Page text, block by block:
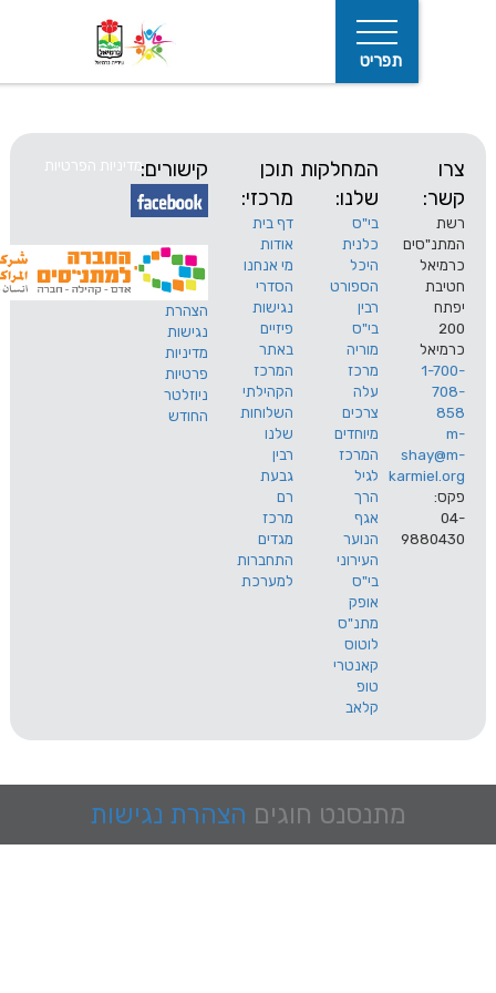
המחלקות
שלנו:
בי"ס
כלנית
היכל
הספורט
רבין
בי"ס
מוריה
מרכז
עלה
צרכים
מיוחדים
המרכז
לגיל
הרך
אגף
הנוער
תוכן
מרכזי:
דף בית
אודות
מי אנחנו
הסדרי
נגישות
פיזיים
באתר
המרכז
הקהילתי
השלוחות
שלנו
רבין
גבעת
רם
מרכז
מגדים
התחברות
למערכת
קישורים:
הצהרת
נגישות
מדיניות
פרטיות
ניוזלטר
החודש
מדיניות הפרטיות
מתנסנט חוגים הצהרת נגישות